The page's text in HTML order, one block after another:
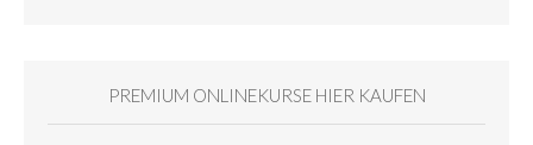
PREMIUM ONLINEKURSE HIER KAUFEN